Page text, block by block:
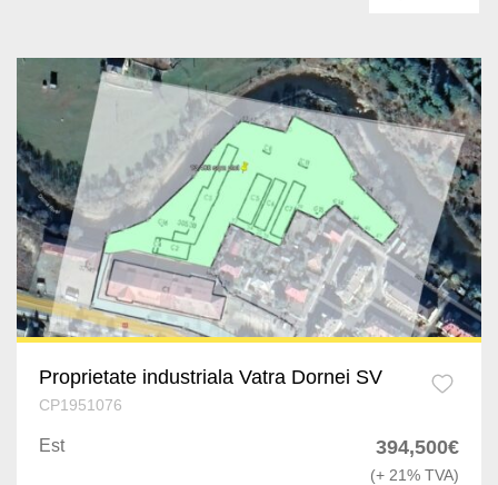
Vaslui
Buzau
Braila
Proprietate industriala Vatra Dornei SV
CP1951076
Est 394,500€
(+ 21% TVA)